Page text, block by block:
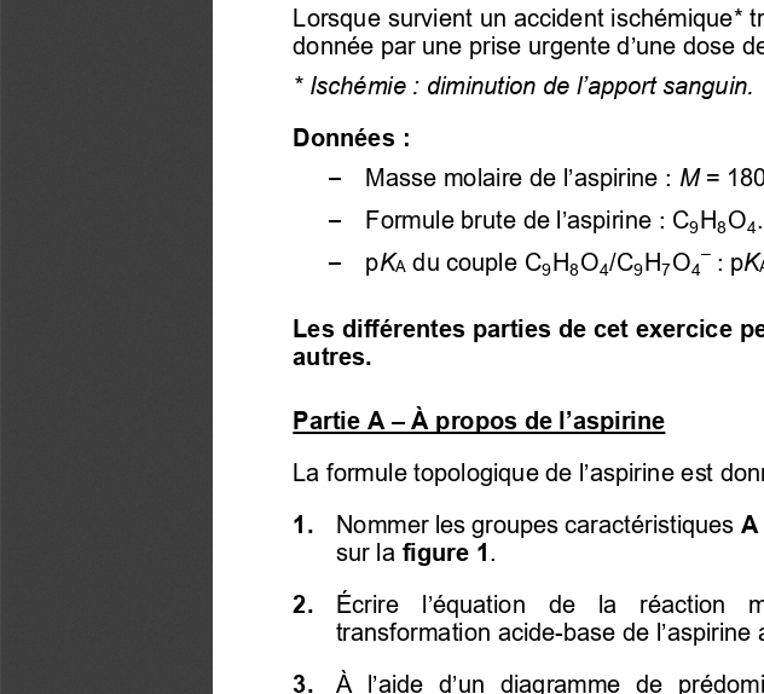
Lorsque survient un accident ischémique*
donnée par une prise urgente d’une dose
* Ischémie : diminution de l’apport sanguin.
Données :
–
   M
asse molaire de l’aspirine : M =
–
   Formule brute
de l’aspirine : C9H8O4
–
   p
KA du couple C9H8O4/C9H7O4
– : pK
Les différentes parties de cet exercice
autres.
Partie A – À propos de l’aspirine
La formule topologique de l’aspirine est
1.
  Nommer les groupes caractéristiques
A
sur la figure 1
2.
Écrire  l’équation  de  la  réaction
transformation acide-base de l’aspirine
3.
  À
l’aide d’un  diagramme  de